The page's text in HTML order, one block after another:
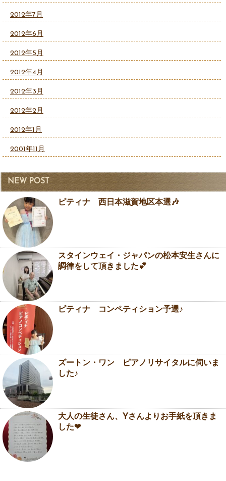
2012年7月
2012年6月
2012年5月
2012年4月
2012年3月
2012年2月
2012年1月
2001年11月
NEW POST
ピティナ 西日本滋賀地区本選🎶
スタインウェイ・ジャパンの松本安生さんに
調律をして頂きました💕
ピティナ コンペティション予選♪
ズートン・ワン ピアノリサイタルに伺いま
した♪
大人の生徒さん、Yさんよりお手紙を頂きま
した❤